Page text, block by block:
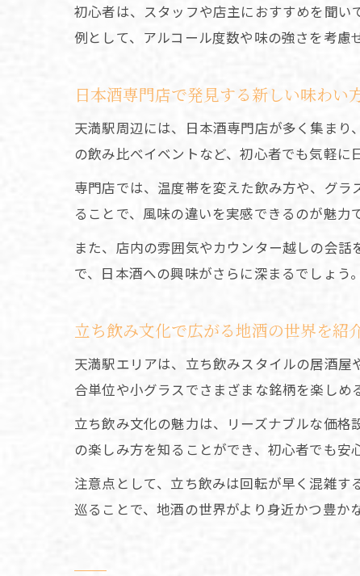
初心者は、スタッフや店主におすすめを聞
例として、アルコール度数や味の強さを考慮
日本酒専門店で発見する新しい味わい
天満駅周辺には、日本酒専門店が多く集ま
の飲み比べイベントなど、初心者でも気軽に
専門店では、温度帯を変えた飲み方や、グ
ることで、風味の違いを実感できるのが魅力で
また、店内の雰囲気やカウンター越しの会
で、日本酒への興味がさらに深まるでしょう。
立ち飲み文化で広がる地酒の世界を紹
天満駅エリアは、立ち飲みスタイルの居酒
合単位や小グラスでさまざまな銘柄を楽しめ
立ち飲み文化の魅力は、リーズナブルな価
の楽しみ方を知ることができ、初心者でも安
注意点として、立ち飲みは回転が早く混雑
巡ることで、地酒の世界がより身近かつ豊か